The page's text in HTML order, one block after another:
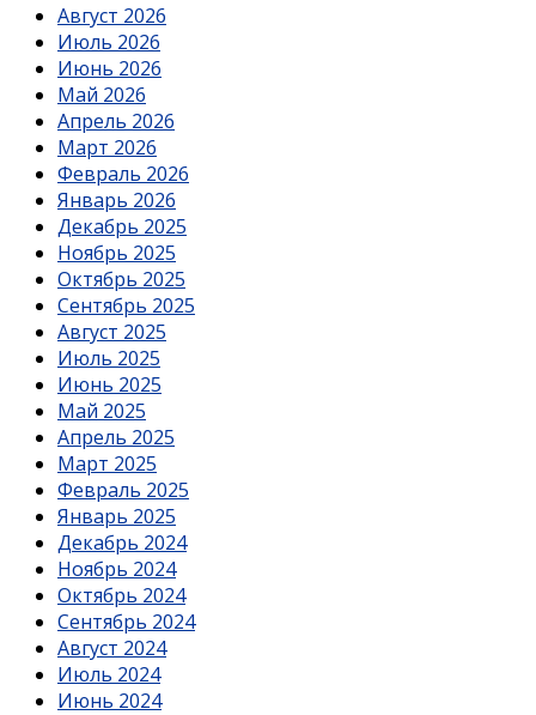
Август 2026
Июль 2026
Июнь 2026
Май 2026
Апрель 2026
Март 2026
Февраль 2026
Январь 2026
Декабрь 2025
Ноябрь 2025
Октябрь 2025
Сентябрь 2025
Август 2025
Июль 2025
Июнь 2025
Май 2025
Апрель 2025
Март 2025
Февраль 2025
Январь 2025
Декабрь 2024
Ноябрь 2024
Октябрь 2024
Сентябрь 2024
Август 2024
Июль 2024
Июнь 2024